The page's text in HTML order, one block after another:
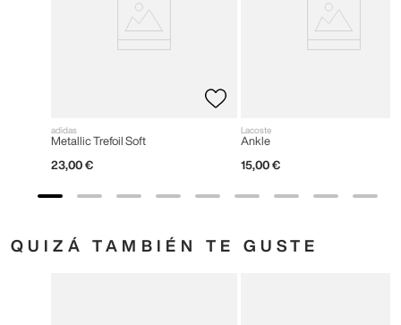
adidas
Metallic Trefoil Soft
23,00 €
Lacoste
Ankle
15,00 €
QUIZÁ TAMBIÉN TE GUSTE